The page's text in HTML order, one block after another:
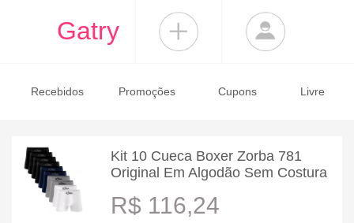
Gatry
Recebidos Promoções Cupons Livre
Kit 10 Cueca Boxer Zorba 781
Original Em Algodão Sem Costura
R$ 116,24